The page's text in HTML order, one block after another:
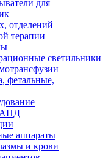
для
отделений
терапии
светильники
фетальные,
АНД
аппараты
и крови